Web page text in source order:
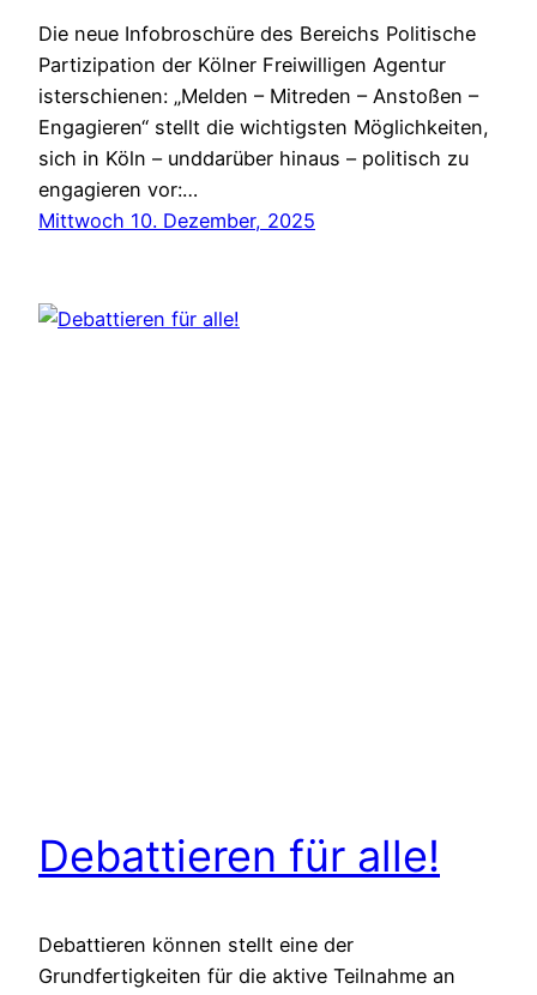
Die neue Infobroschüre des Bereichs Politische
Partizipation der Kölner Freiwilligen Agentur
isterschienen: „Melden – Mitreden – Anstoßen –
Engagieren“ stellt die wichtigsten Möglichkeiten,
sich in Köln – unddarüber hinaus – politisch zu
engagieren vor:…
Mittwoch 10. Dezember, 2025
Debattieren für alle!
Debattieren können stellt eine der
Grundfertigkeiten für die aktive Teilnahme an